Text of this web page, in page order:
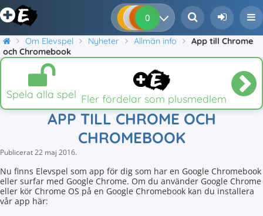
0 0 0
Om Elevspel Nyheter Allmän info
App till Chrome
och Chromebook
Spela alla spel Fler fördelar som plusmedlem
APP TILL CHROME OCH
CHROMEBOOK
Publicerat22 maj 2016.
Nu finns Elevspel som app för dig som har en Google Chromebook
eller surfar med Google Chrome. Om du använder Google Chrome
eller kör Chrome OS på en Google Chromebook kan du installera
vår app här: